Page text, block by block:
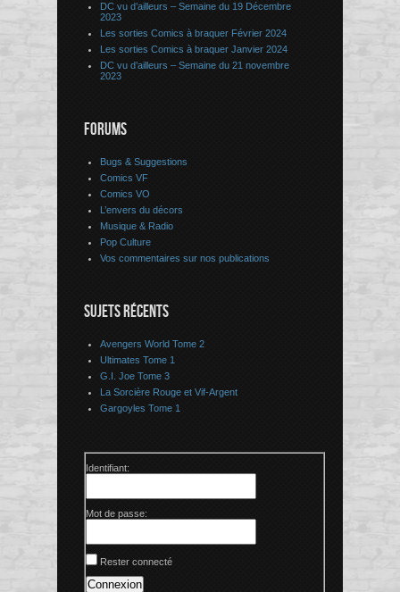
DC vu d’ailleurs – Semaine du 19 Décembre
2023
Les sorties Comics à braquer Février 2024
Les sorties Comics à braquer Janvier 2024
DC vu d’ailleurs – Semaine du 21 novembre
2023
FORUMS
Bugs & Suggestions
Comics VF
Comics VO
L’envers du décors
Musique & Radio
Pop Culture
Vos commentaires sur nos publications
SUJETS RÉCENTS
Avengers World Tome 2
Ultimates Tome 1
G.I. Joe Tome 3
La Sorcière Rouge et Vif-Argent
Gargoyles Tome 1
Identifiant:
Mot de passe:
Rester connecté
Connexion